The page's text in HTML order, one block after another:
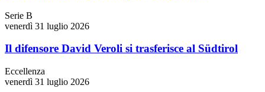
Serie B
venerdì 31 luglio 2026
Il difensore David Veroli si trasferisce al Südtirol
Eccellenza
venerdì 31 luglio 2026